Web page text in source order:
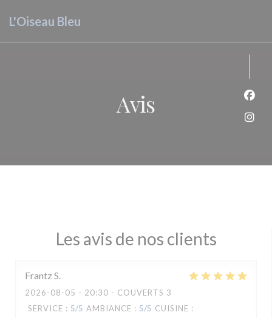
L'Oiseau Bleu
Avis
Les avis de nos clients
Frantz S
2026-08-05 - 20:30 - COUVERTS 3
SERVICE : 5/5 AMBIANCE : 5/5 CUISINE :